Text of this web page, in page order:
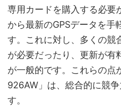
専用カードを購入する必要
から最新のGPSデータを手
す。これに対し、多くの競
が必要だったり、更新が有
が一般的です。これらの点
926AW」は、総合的に競
す。